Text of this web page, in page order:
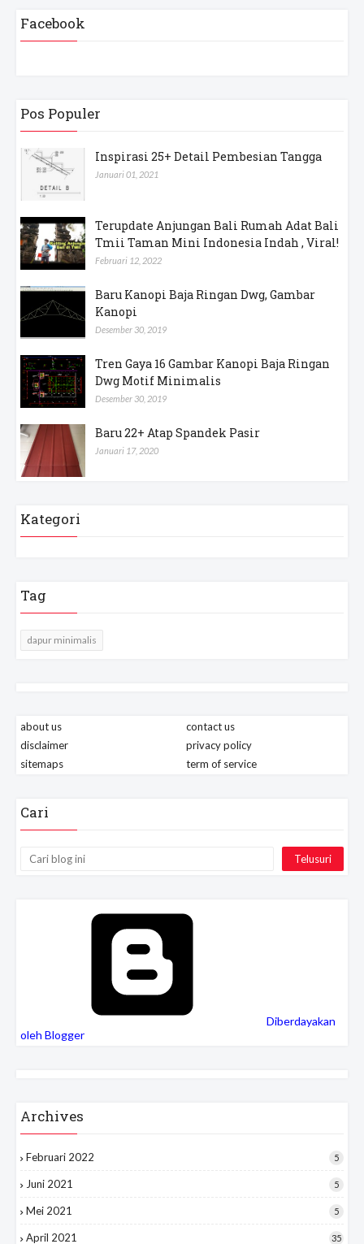
Facebook
Pos Populer
Inspirasi 25+ Detail Pembesian Tangga
Januari 01, 2021
Terupdate Anjungan Bali Rumah Adat Bali
Tmii Taman Mini Indonesia Indah , Viral!
Februari 12, 2022
Baru Kanopi Baja Ringan Dwg, Gambar
Kanopi
Desember 30, 2019
Tren Gaya 16 Gambar Kanopi Baja Ringan
Dwg Motif Minimalis
Desember 30, 2019
Baru 22+ Atap Spandek Pasir
Januari 17, 2020
Kategori
Tag
dapur minimalis
about us
contact us
disclaimer
privacy policy
sitemaps
term of service
Cari
Diberdayakan
oleh Blogger
Archives
Februari 2022 5
Juni 2021 5
Mei 2021 5
April 2021 35